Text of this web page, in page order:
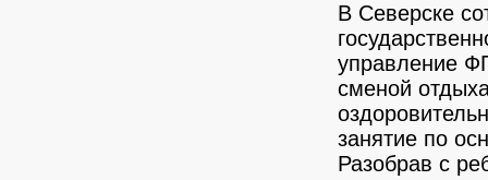
В Северске
управление
сменой
занятие по
Разобрав с